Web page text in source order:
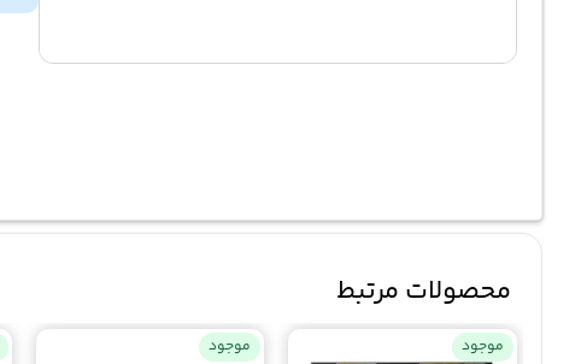
محصولات مرتبط
موجود موجود